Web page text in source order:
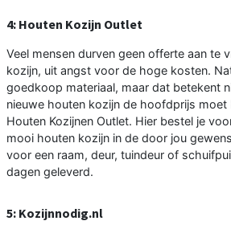
4: Houten Kozijn Outlet
Veel mensen durven geen offerte aan te
kozijn, uit angst voor de hoge kosten.
goedkoop materiaal, maar dat betekent
nieuwe houten kozijn de hoofdprijs moet
Houten Kozijnen Outlet. Hier bestel je
mooi houten kozijn in de door jou
voor een raam, deur, tuindeur of
dagen geleverd.
5: Kozijnnodig.nl